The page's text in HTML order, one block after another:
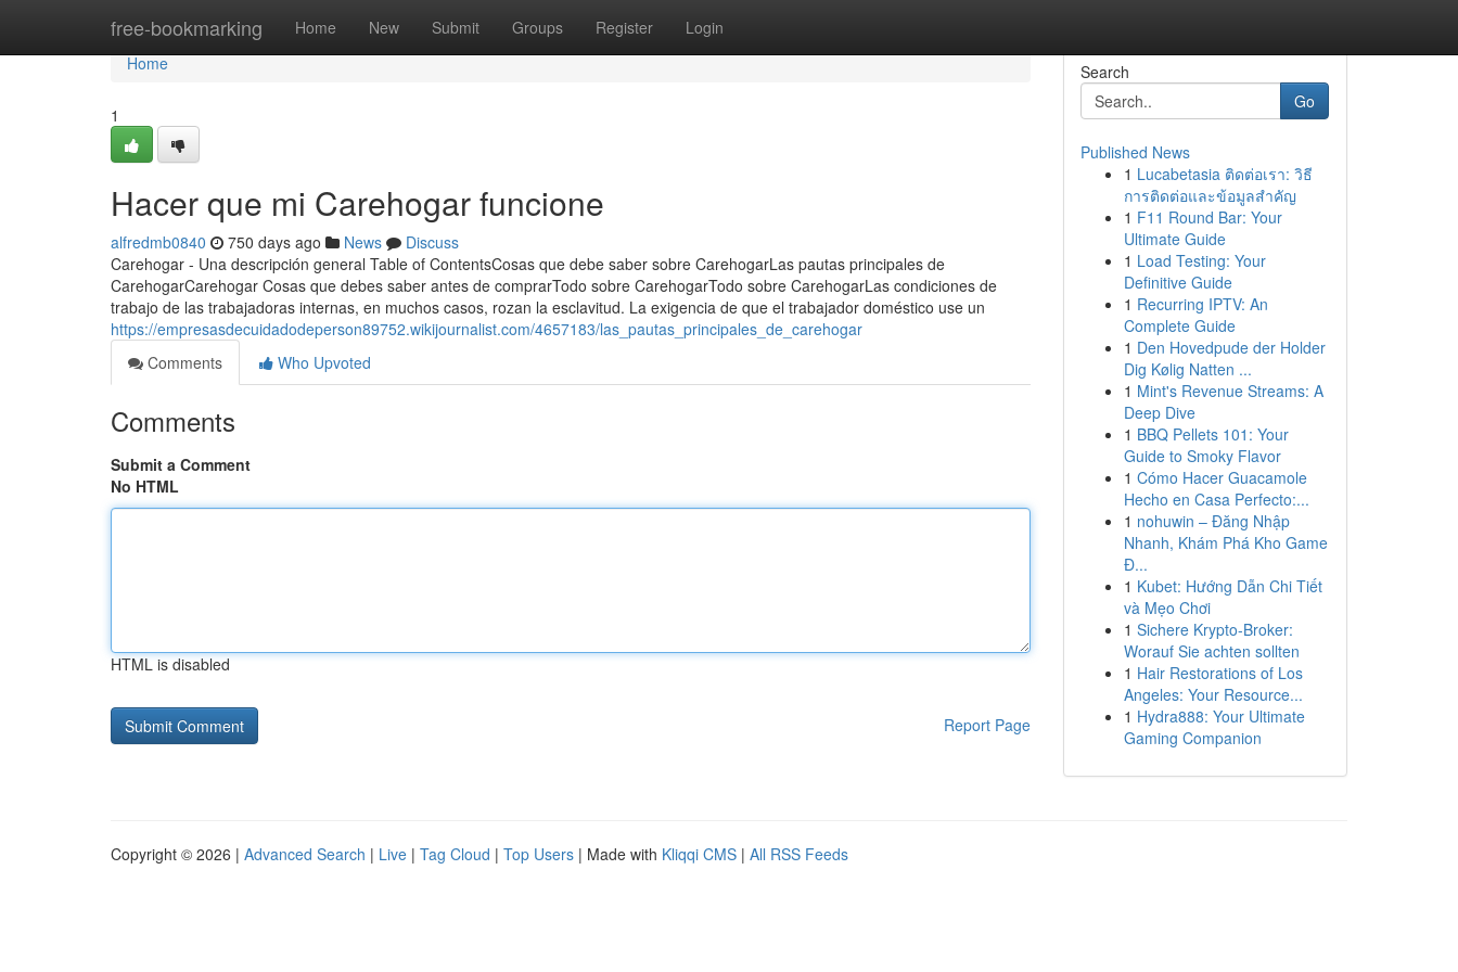
free-bookmarking Home New Submit Groups Register Login
Home
Home
1
Hacer que mi Carehogar funcione
alfredmb0840 750 days ago News
Discuss
Carehogar - Una descripción general Table of ContentsCosas que debe saber sobre CarehogarLas pautas principales de
CarehogarCarehogar Cosas que debes saber antes de comprarTodo sobre CarehogarTodo sobre CarehogarLas condiciones de
trabajo de las trabajadoras internas, en muchos casos, rozan la esclavitud.​ La exigencia de que el trabajador doméstico use un
https://empresasdecuidadodeperson89752.wikijournalist.com/4657183/las_pautas_principales_de_carehogar
Comments
Who Upvoted
Comments
Submit a Comment
No HTML
HTML is disabled
Report Page
Search
Go
Published News
1 Lucabetasia ติดต่อเรา: วิธี
การติดต่อและข้อมูลสำคัญ
1 F11 Round Bar: Your
Ultimate Guide
1 Load Testing: Your
Definitive Guide
1 Recurring IPTV: An
Complete Guide
1 Den Hovedpude der Holder
Dig Kølig Natten ...
1 Mint's Revenue Streams: A
Deep Dive
1 BBQ Pellets 101: Your
Guide to Smoky Flavor
1 Cómo Hacer Guacamole
Hecho en Casa Perfecto:...
1 nohuwin – Đăng Nhập
Nhanh, Khám Phá Kho Game
Đ...
1 Kubet: Hướng Dẫn Chi Tiết
và Mẹo Chơi
1 Sichere Krypto-Broker:
Worauf Sie achten sollten
1 Hair Restorations of Los
Angeles: Your Resource...
1 Hydra888: Your Ultimate
Gaming Companion
Copyright © 2026 | Advanced Search | Live | Tag Cloud | Top Users | Made with Kliqqi CMS | All RSS Feeds